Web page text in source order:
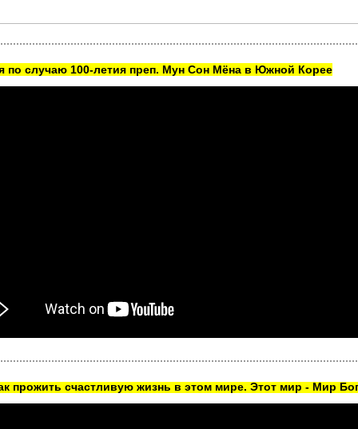
по случаю 100-летия преп. Мун Сон Мёна в Южной Корее
прожить счастливую жизнь в этом мире. Этот мир - Мир